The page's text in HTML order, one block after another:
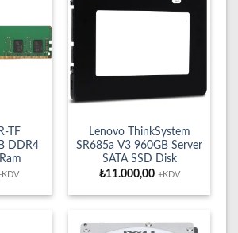
TF
DDR4
Lenovo ThinkSystem
SR685a V3 960GB Server
SATA SSD Disk
₺11.000,00 +KDV